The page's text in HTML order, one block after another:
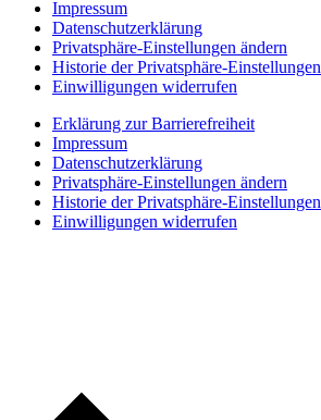
Impressum
Datenschutzerklärung
Privatsphäre-Einstellungen ändern
Historie der Privatsphäre-Einstellungen
Einwilligungen widerrufen
Erklärung zur Barrierefreiheit
Impressum
Datenschutzerklärung
Privatsphäre-Einstellungen ändern
Historie der Privatsphäre-Einstellungen
Einwilligungen widerrufen